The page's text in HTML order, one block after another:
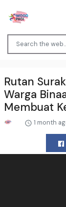
Rutan
Warga
Membuat
1 month